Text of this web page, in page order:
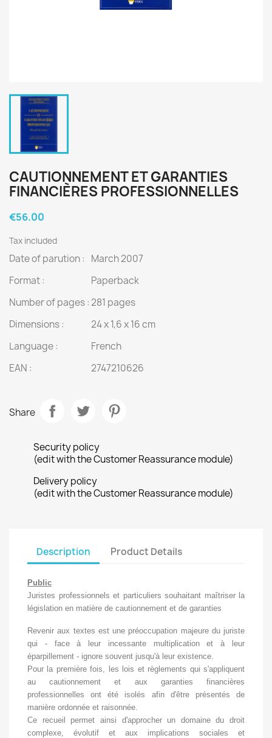
CAUTIONNEMENT ET GARANTIES
FINANCIÈRES PROFESSIONNELLES
€56.00
Tax included
Date of parution :
March 2007
Format :
Paperback
Number of pages :281 pages
Dimensions :
24 x 1,6 x 16 cm
Language :
French
EAN :
2747210626
Share
Security policy
(edit with the Customer Reassurance module)
Delivery policy
(edit with the Customer Reassurance module)
Description Product Details
Public
Juristes professionnels et particuliers souhaitant maîtriser la
législation en matière de cautionnement et de garanties
Revenir aux textes est une préoccupation majeure du juriste
qui - face à leur incessante multiplication et à leur
éparpillement - ignore souvent jusqu'à leur existence.
Pour la première fois, les lois et règlements qui s'appliquent
au cautionnement et aux garanties financières
professionnelles ont été isolés afin d'être présentés de
manière ordonnée et raisonnée.
Ce recueil permet ainsi d'approcher un domaine du droit
complexe, évolutif et aux implications sociales et